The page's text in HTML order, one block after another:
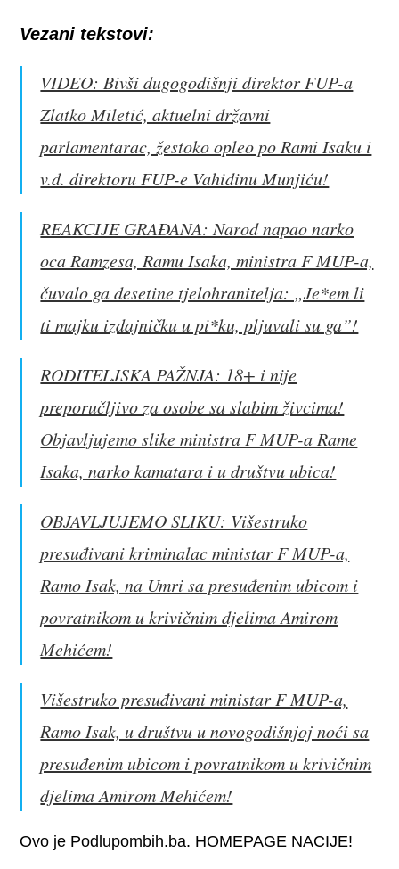
Vezani tekstovi:
VIDEO: Bivši dugogodišnji direktor FUP-a
Zlatko Miletić, aktuelni državni
parlamentarac, žestoko opleo po Rami Isaku i
v.d. direktoru FUP-e Vahidinu Munjiću!
REAKCIJE GRAĐANA: Narod napao narko
oca Ramzesa, Ramu Isaka, ministra F MUP-a,
čuvalo ga desetine tjelohranitelja: „Je*em li
ti majku izdajničku u pi*ku, pljuvali su ga”!
RODITELJSKA PAŽNJA: 18+ i nije
preporučljivo za osobe sa slabim živcima!
Objavljujemo slike ministra F MUP-a Rame
Isaka, narko kamatara i u društvu ubica!
OBJAVLJUJEMO SLIKU: Višestruko
presuđivani kriminalac ministar F MUP-a,
Ramo Isak, na Umri sa presuđenim ubicom i
povratnikom u krivičnim djelima Amirom
Mehićem!
Višestruko presuđivani ministar F MUP-a,
Ramo Isak, u društvu u novogodišnjoj noći sa
presuđenim ubicom i povratnikom u krivičnim
djelima Amirom Mehićem!
Ovo je Podlupombih.ba. HOMEPAGE NACIJE!